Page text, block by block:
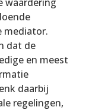
mediator.
dat de
en meest
daarbij
regelingen,